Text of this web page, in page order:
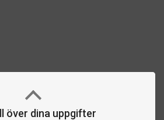
över dina uppgifter